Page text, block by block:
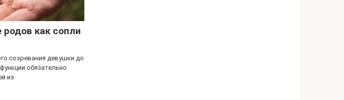
как сопли
созревания девушки до
обязательно
из